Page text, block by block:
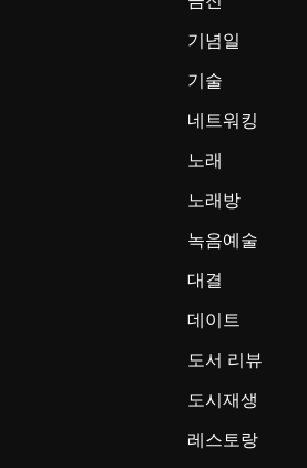
기념일
기술
네트워킹
노래
노래방
녹음예술
대결
데이트
도서 리뷰
도시재생
레스토랑